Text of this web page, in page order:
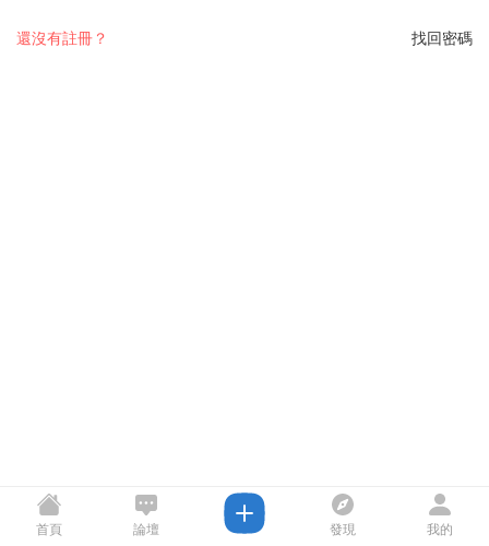
找回密碼
還沒有註冊？
首頁 論壇 發現 我的